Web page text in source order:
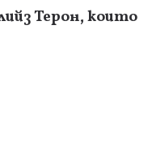
Терон, които